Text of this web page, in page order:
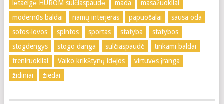
lėtaeigė HUROM sulčiaspaudė
mada
masažuokliai
modernūs baldai
namų interjeras papuošalai
sausa oda
sofos-lovos
spintos sportas statyba
statybos
stogdengys
stogo danga sulčiaspaudė
tinkami baldai
treniruokliai
Vaiko krikštynų idėjos
virtuvės įranga
židiniai
žiedai